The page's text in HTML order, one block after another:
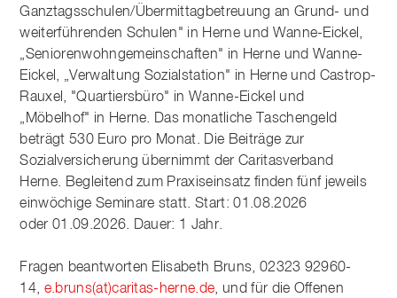
Ganztagsschulen/Übermittagbetreuung an Grund- und
weiterführenden Schulen" in Herne und Wanne-Eickel,
„Seniorenwohngemeinschaften" in Herne und Wanne-
Eickel, „Verwaltung Sozialstation" in Herne und Castrop-
Rauxel, "Quartiersbüro" in Wanne-Eickel und
„Möbelhof" in Herne. Das monatliche Taschengeld
beträgt 530 Euro pro Monat. Die Beiträge zur
Sozialversicherung übernimmt der Caritasverband
Herne. Begleitend zum Praxiseinsatz finden fünf jeweils
einwöchige Seminare statt. Start: 01.08.2026
oder 01.09.2026. Dauer: 1 Jahr.
Fragen beantworten Elisabeth Bruns, 02323 92960-
14, e.bruns(at)caritas-herne.de, und für die Offenen